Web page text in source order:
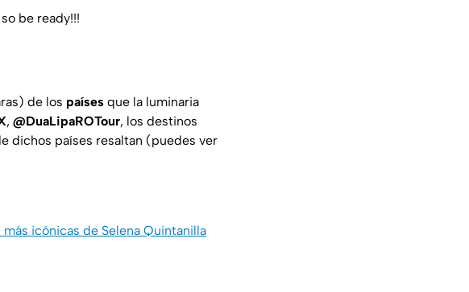
be ready!!!
de los países que la luminaria
, @DuaLipaROTour, los destinos
dichos países resaltan (puedes ver
icónicas de Selena Quintanilla